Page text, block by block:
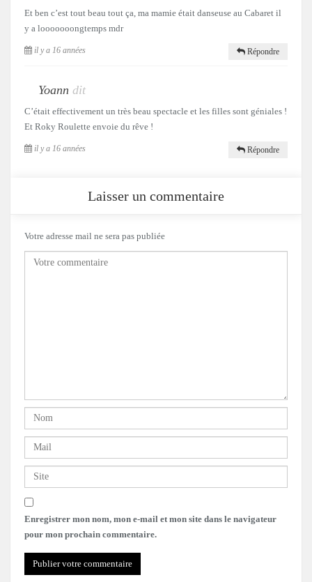
Et ben c’est tout beau tout ça, ma mamie était danseuse au Cabaret il
y a looooooongtemps mdr
il y a 16 années Répondre
Yoann dit
C’était effectivement un très beau spectacle et les filles sont géniales !
Et Roky Roulette envoie du rêve !
il y a 16 années Répondre
Laisser un commentaire
Votre adresse mail ne sera pas publiée
Enregistrer mon nom, mon e-mail et mon site dans le navigateur
pour mon prochain commentaire.